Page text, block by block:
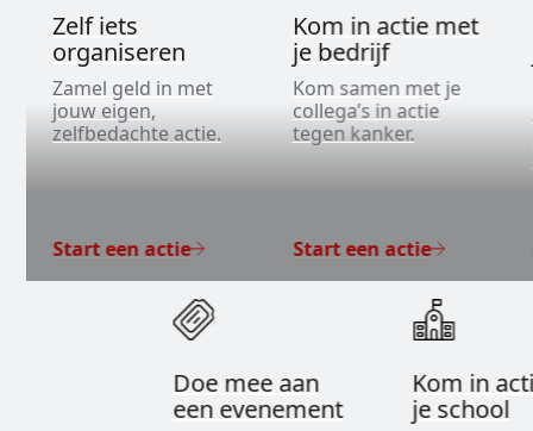
Zelf iets
organiseren
Zamel geld in met
jouw eigen,
zelfbedachte actie.
Start een actie
Kom in actie met
je bedrijf
Kom samen met je
collega’s in actie
tegen kanker.
Start een actie
Doe mee aan
een evenement
Kom in
je school